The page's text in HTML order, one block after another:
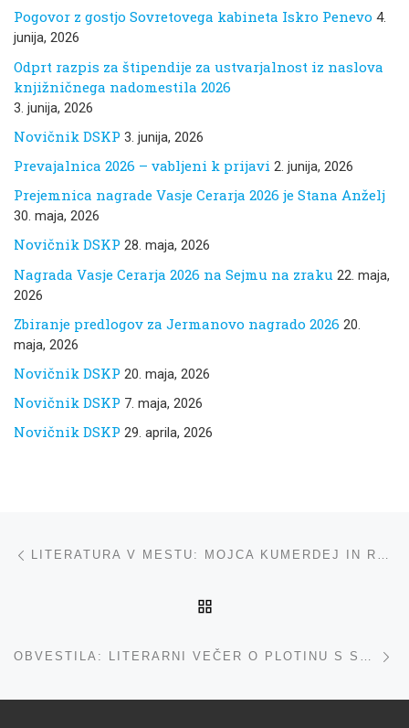
Pogovor z gostjo Sovretovega kabineta Iskro Penevo 4.
junija, 2026
Odprt razpis za štipendije za ustvarjalnost iz naslova
knjižničnega nadomestila 2026
3. junija, 2026
Novičnik DSKP 3. junija, 2026
Prevajalnica 2026 – vabljeni k prijavi 2. junija, 2026
Prejemnica nagrade Vasje Cerarja 2026 je Stana Anželj
30. maja, 2026
Novičnik DSKP 28. maja, 2026
Nagrada Vasje Cerarja 2026 na Sejmu na zraku 22. maja,
2026
Zbiranje predlogov za Jermanovo nagrado 2026 20.
maja, 2026
Novičnik DSKP 20. maja, 2026
Novičnik DSKP 7. maja, 2026
Novičnik DSKP 29. aprila, 2026
Navigacija med prispevki LITERATURA V MESTU: MOJCA KUMERDEJ IN RAWLEY GRAU